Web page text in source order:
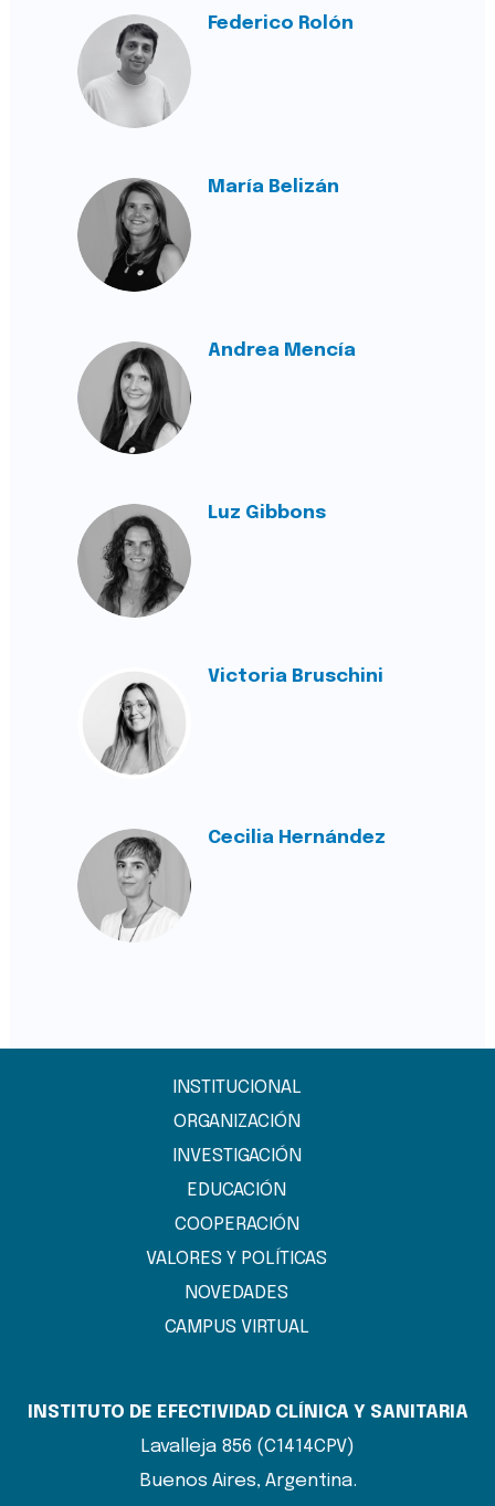
Federico Rolón
María Belizán
Andrea Mencía
Luz Gibbons
Victoria Bruschini
Cecilia Hernández
INSTITUCIONAL
ORGANIZACIÓN
INVESTIGACIÓN
EDUCACIÓN
COOPERACIÓN
VALORES Y POLÍTICAS
NOVEDADES
CAMPUS VIRTUAL
INSTITUTO DE EFECTIVIDAD CLÍNICA Y SANITARIA
Lavalleja 856 (C1414CPV)
Buenos Aires, Argentina.